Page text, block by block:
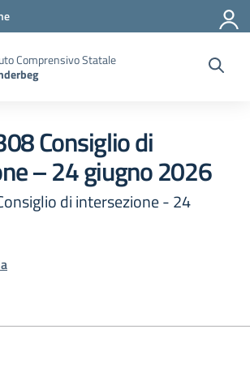
Comprensivo Statale
Consiglio di
– 24 giugno 2026
di intersezione - 24